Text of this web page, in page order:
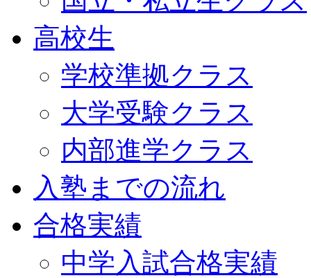
高校生
学校準拠クラス
大学受験クラス
内部進学クラス
入塾までの流れ
合格実績
中学入試合格実績